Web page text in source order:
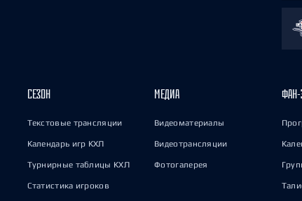
СЕЗОН
Текстовые трансляции
Календарь игр КХЛ
Турнирные таблицы КХЛ
Статистика игроков
МЕДИА
Видеоматериалы
Видеотрансляции
Фотогалерея
ФАН-